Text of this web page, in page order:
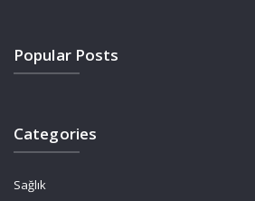
Popular Posts
Categories
Sağlık